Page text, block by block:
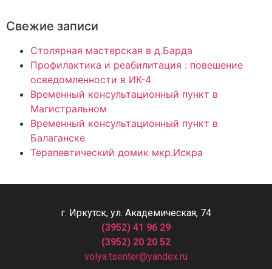
Свежие записи
Столярная мастерская в д.Барда
Профилактика и реабилитация : повешение
осведомленности в ИК-4
Временный консультационный пункт в
Магистральном
Временный консультационный пункт в
Балаганске
Терапевтический домик мкр.Искра
г. Иркутск, ул. Академическая, 74
(3952) 41 96 29
(3952) 20 20 52
volya.tsenter@yandex.ru